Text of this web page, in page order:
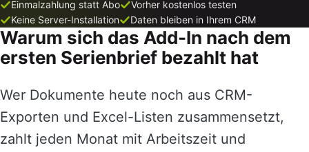
Einmalzahlung statt Abo
Vorher kostenlos testen
Keine Server-Installation
Daten bleiben in Ihrem CRM
Warum sich das Add-In nach dem
ersten Serienbrief bezahlt hat
Wer Dokumente heute noch aus CRM-
Exporten und Excel-Listen zusammensetzt,
zahlt jeden Monat mit Arbeitszeit und